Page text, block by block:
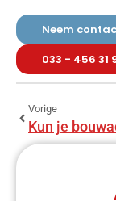
Neem
033 - 456 31
Vorige